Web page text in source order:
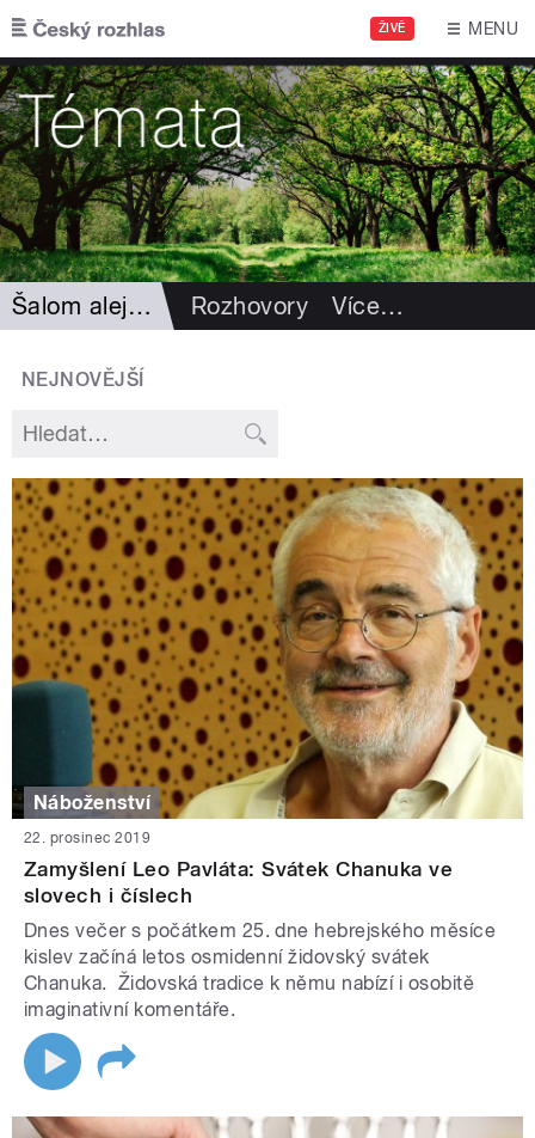
Přejít k hlavnímu obsahu
ŽIVĚ MENU
Šalom alejchem Rozhovory Více…
NEJNOVĚJŠÍ
Náboženství
22. prosinec 2019
Zamyšlení Leo Pavláta: Svátek Chanuka ve
slovech i číslech
Dnes večer s počátkem 25. dne hebrejského měsíce
kislev začíná letos osmidenní židovský svátek
Chanuka. Židovská tradice k němu nabízí i osobitě
imaginativní komentáře.